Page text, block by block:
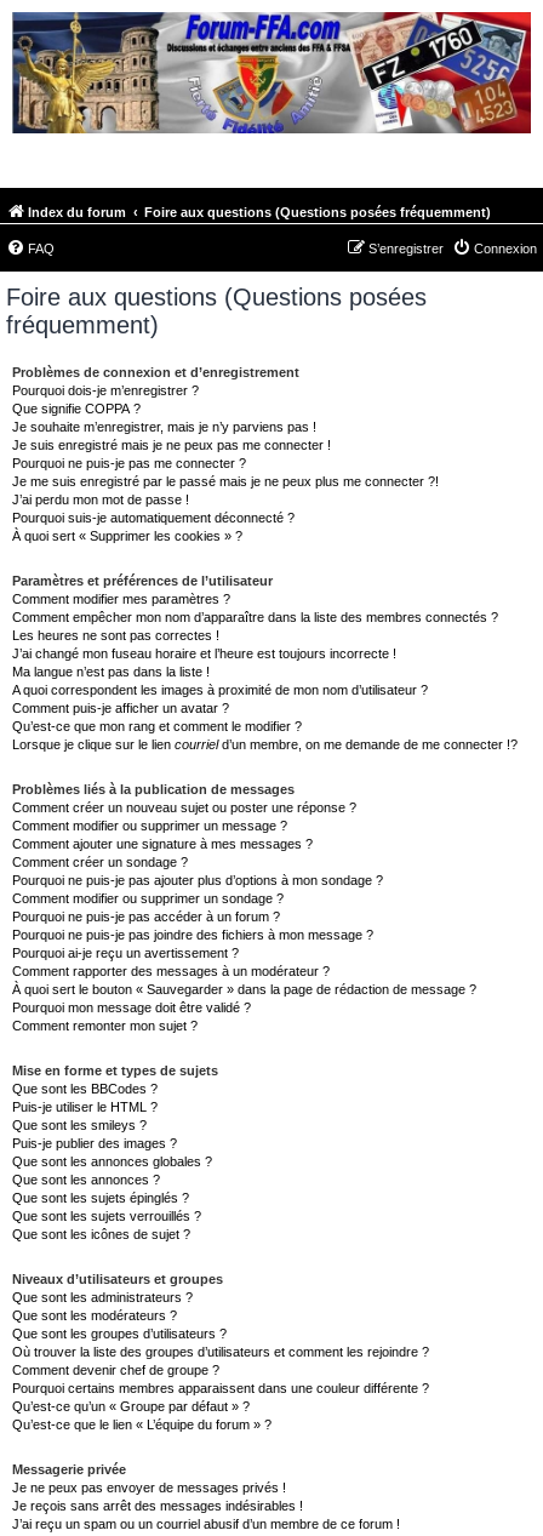
Index du forum Foire aux questions (Questions posées fréquemment)
FAQ Connexion
S’enregistrer
Foire aux questions (Questions posées
fréquemment)
Problèmes de connexion et d’enregistrement
Pourquoi dois-je m’enregistrer ?
Que signifie COPPA ?
Je souhaite m’enregistrer, mais je n’y parviens pas !
Je suis enregistré mais je ne peux pas me connecter !
Pourquoi ne puis-je pas me connecter ?
Je me suis enregistré par le passé mais je ne peux plus me connecter ?!
J’ai perdu mon mot de passe !
Pourquoi suis-je automatiquement déconnecté ?
À quoi sert « Supprimer les cookies » ?
Paramètres et préférences de l’utilisateur
Comment modifier mes paramètres ?
Comment empêcher mon nom d’apparaître dans la liste des membres connectés ?
Les heures ne sont pas correctes !
J’ai changé mon fuseau horaire et l’heure est toujours incorrecte !
Ma langue n’est pas dans la liste !
A quoi correspondent les images à proximité de mon nom d’utilisateur ?
Comment puis-je afficher un avatar ?
Qu’est-ce que mon rang et comment le modifier ?
Lorsque je clique sur le lien courrield’un membre, on me demande de me connecter !?
Problèmes liés à la publication de messages
Comment créer un nouveau sujet ou poster une réponse ?
Comment modifier ou supprimer un message ?
Comment ajouter une signature à mes messages ?
Comment créer un sondage ?
Pourquoi ne puis-je pas ajouter plus d’options à mon sondage ?
Comment modifier ou supprimer un sondage ?
Pourquoi ne puis-je pas accéder à un forum ?
Pourquoi ne puis-je pas joindre des fichiers à mon message ?
Pourquoi ai-je reçu un avertissement ?
Comment rapporter des messages à un modérateur ?
À quoi sert le bouton « Sauvegarder » dans la page de rédaction de message ?
Pourquoi mon message doit être validé ?
Comment remonter mon sujet ?
Mise en forme et types de sujets
Que sont les BBCodes ?
Puis-je utiliser le HTML ?
Que sont les smileys ?
Puis-je publier des images ?
Que sont les annonces globales ?
Que sont les annonces ?
Que sont les sujets épinglés ?
Que sont les sujets verrouillés ?
Que sont les icônes de sujet ?
Niveaux d’utilisateurs et groupes
Que sont les administrateurs ?
Que sont les modérateurs ?
Que sont les groupes d’utilisateurs ?
Où trouver la liste des groupes d’utilisateurs et comment les rejoindre ?
Comment devenir chef de groupe ?
Pourquoi certains membres apparaissent dans une couleur différente ?
Qu’est-ce qu’un « Groupe par défaut » ?
Qu’est-ce que le lien « L’équipe du forum » ?
Messagerie privée
Je ne peux pas envoyer de messages privés !
Je reçois sans arrêt des messages indésirables !
J’ai reçu un spam ou un courriel abusif d’un membre de ce forum !